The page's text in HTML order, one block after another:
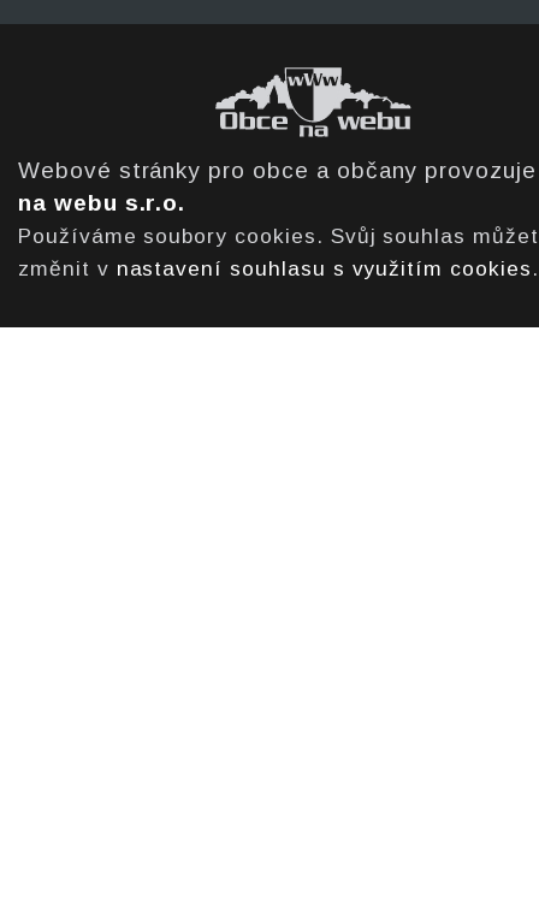
Webové stránky pro obce a občany
na webu s.r.o.
Používáme soubory cookies. Svůj souhlas
změnit v nastavení souhlasu s využitím cookies .